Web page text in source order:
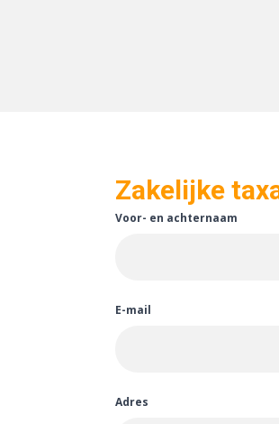
Zakelijke
Voor- en achternaam
E-mail
Adres